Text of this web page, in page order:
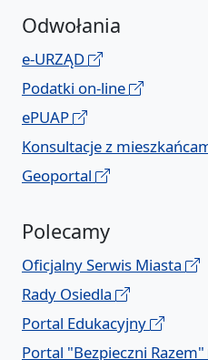
Odwołania
e-URZĄD
Podatki on-line
ePUAP
Konsultacje z
Geoportal
Polecamy
Oficjalny Serwis Miasta
Rady Osiedla
Portal Edukacyjny
Portal "Bezpieczni Razem"